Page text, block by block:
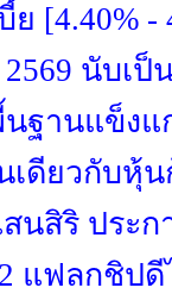
ย [4.40%
นับเ
ฐานแข็ง
เดียวกับหุ้
สิริ ประก
2 แฟลกชิป